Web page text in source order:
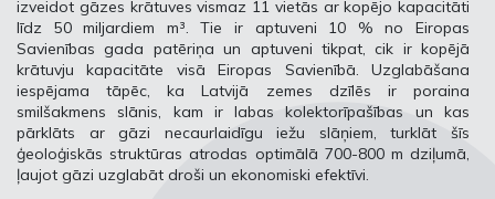
izveidot gāzes krātuves vismaz 11 vietās ar kopējo kapacitāti
līdz 50 miljardiem m³. Tie ir aptuveni 10 % no Eiropas
Savienības gada patēriņa un aptuveni tikpat, cik ir kopējā
krātuvju kapacitāte visā Eiropas Savienībā. Uzglabāšana
iespējama tāpēc, ka Latvijā zemes dzīlēs ir poraina
smilšakmens slānis, kam ir labas kolektorīpašības un kas
pārklāts ar gāzi necaurlaidīgu iežu slāņiem, turklāt šīs
ģeoloģiskās struktūras atrodas optimālā 700-800 m dziļumā,
ļaujot gāzi uzglabāt droši un ekonomiski efektīvi.